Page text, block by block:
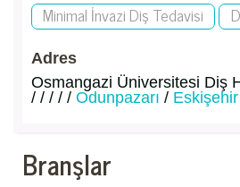
Minimal İnvazi Diş Tedavisi
Adres
Osmangazi Üniversitesi Diş
/ / / / / Odunpazarı / Eskişehir
Branşlar